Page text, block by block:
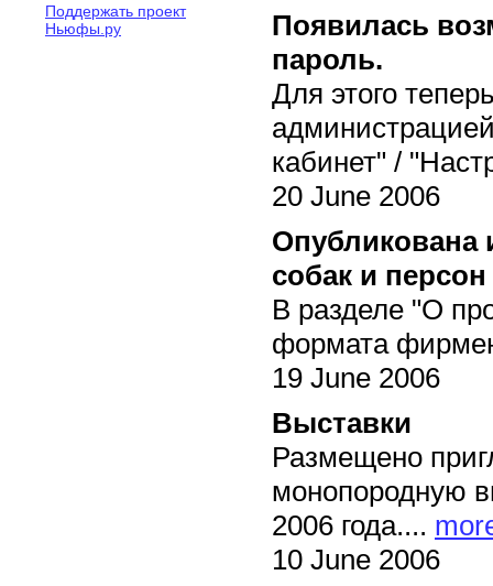
Поддержать проект
Ньюфы.ру
Появилась
пароль.
Для этого
кабинет" /
20 June 2006
Опубликована
собак и персон
В разделе "О
формата
19 June 2006
Выставки
Размещено
монопородную
2006 года....
10 June 2006